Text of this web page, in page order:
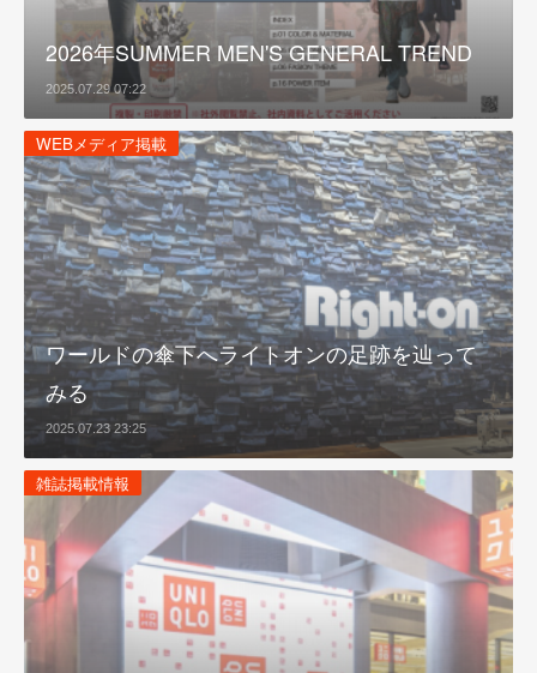
2026年SUMMER MEN'S GENERAL TREND
2025.07.29 07:22
WEBメディア掲載
ワールドの傘下へライトオンの足跡を辿って
みる
2025.07.23 23:25
雑誌掲載情報